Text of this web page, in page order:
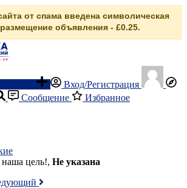
от спама введена символическая
размещение объявления - £0.25.
Вход/Регистрация
Сообщение Избранное
цель!, Не указана